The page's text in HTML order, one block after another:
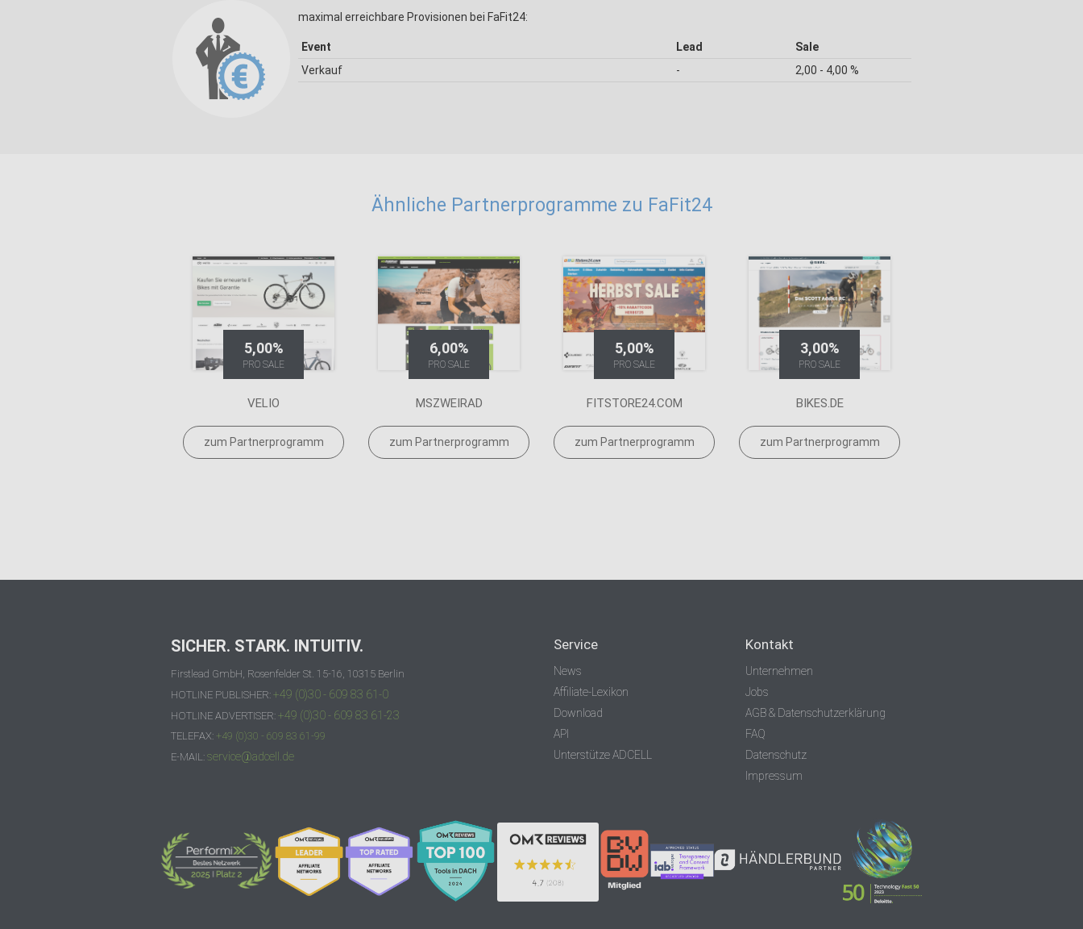
maximal erreichbare Provisionen bei FaFit24:
Event Lead
Sale
Verkauf
- 2,00 - 4,00 %
Ähnliche Partnerprogramme zu FaFit24
5,00%
PRO SALE
VELIO
zum Partnerprogramm
6,00%
PRO SALE
MSZWEIRAD
zum Partnerprogramm
5,00%
PRO SALE
FITSTORE24.COM
zum Partnerprogramm
3,00%
PRO SALE
BIKES.DE
zum Partnerprogramm
SICHER. STARK. INTUITIV.
Firstlead GmbH, Rosenfelder St. 15-16, 10315 Berlin
HOTLINE PUBLISHER: +49 (0)30 - 609 83 61-0
HOTLINE ADVERTISER: +49 (0)30 - 609 83 61-23
TELEFAX: +49 (0)30 - 609 83 61-99
E-MAIL: service@adcell.de
Service
News
Affiliate-Lexikon
Download
API
Unterstütze ADCELL
Kontakt
Unternehmen
Jobs
AGB & Datenschutzerklärung
FAQ
Datenschutz
Impressum